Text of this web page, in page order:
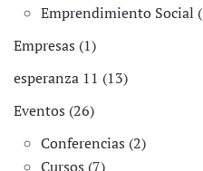
Emprendimiento Social
Empresas (1)
esperanza 11 (13)
Eventos (26)
Conferencias (2)
Cursos (7)